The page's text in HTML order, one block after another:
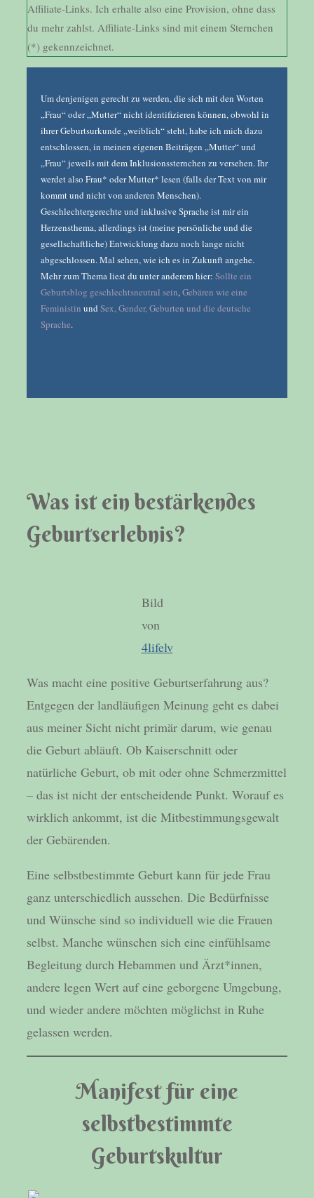
Affiliate-Links. Ich erhalte also eine Provision, ohne dass
du mehr zahlst. Affiliate-Links sind mit einem Sternchen
(*) gekennzeichnet.
Um denjenigen gerecht zu werden, die sich mit den Worten
„Frau“ oder „Mutter“ nicht identifizieren können, obwohl in
ihrer Geburtsurkunde „weiblich“ steht, habe ich mich dazu
entschlossen, in meinen eigenen Beiträgen „Mutter“ und
„Frau“ jeweils mit dem Inklusionssternchen zu versehen. Ihr
werdet also Frau* oder Mutter* lesen (falls der Text von mir
kommt und nicht von anderen Menschen).
Geschlechtergerechte und inklusive Sprache ist mir ein
Herzensthema, allerdings ist (meine persönliche und die
gesellschaftliche) Entwicklung dazu noch lange nicht
abgeschlossen. Mal sehen, wie ich es in Zukunft angehe.
Mehr zum Thema liest du unter anderem hier: Sollte ein
Geburtsblog geschlechtsneutral sein,Gebären wie eine
Feministin und Sex, Gender, Geburten und die deutsche
Sprache.
Was ist ein bestärkendes
Geburtserlebnis?
Bild
von
4lifelv
Was macht eine positive Geburtserfahrung aus?
Entgegen der landläufigen Meinung geht es dabei
aus meiner Sicht nicht primär darum, wie genau
die Geburt abläuft. Ob Kaiserschnitt oder
natürliche Geburt, ob mit oder ohne Schmerzmittel
– das ist nicht der entscheidende Punkt. Worauf es
wirklich ankommt, ist die Mitbestimmungsgewalt
der Gebärenden.
Eine selbstbestimmte Geburt kann für jede Frau
ganz unterschiedlich aussehen. Die Bedürfnisse
und Wünsche sind so individuell wie die Frauen
selbst. Manche wünschen sich eine einfühlsame
Begleitung durch Hebammen und Ärzt*innen,
andere legen Wert auf eine geborgene Umgebung,
und wieder andere möchten möglichst in Ruhe
gelassen werden.
Manifest für eine
selbstbestimmte
Geburtskultur